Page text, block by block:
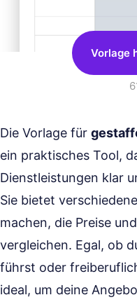
Vorlage
Die Vorlage für
ein praktisches Tool,
Dienstleistungen klar
Sie bietet
machen, die Preise
vergleichen. Egal, ob
führst oder
ideal, um deine